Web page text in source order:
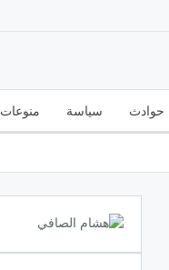
حوادث سياسة منوعات